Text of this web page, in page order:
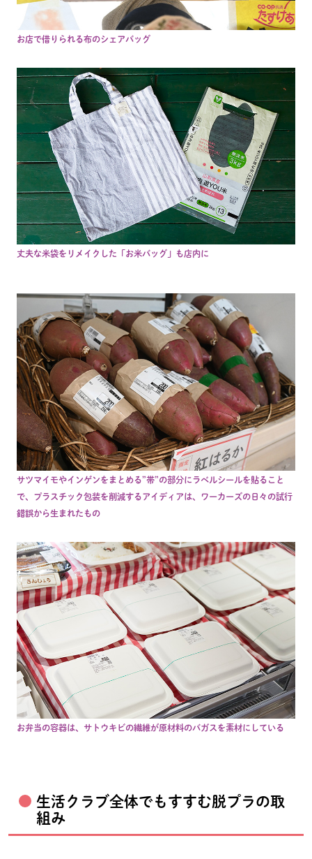
お店で借りられる布のシェアバッグ
丈夫な米袋をリメイクした「お米バッグ」も店内に
サツマイモやインゲンをまとめる”帯”の部分にラベルシールを貼ること
で、プラスチック包装を削減するアイディアは、ワーカーズの日々の試行
錯誤から生まれたもの
お弁当の容器は、サトウキビの繊維が原材料のバガスを素材にしている
生活クラブ全体でもすすむ脱プラの取
組み